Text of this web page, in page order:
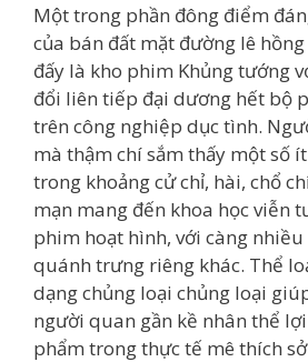
Một trong phần đông điểm
của bán đất mặt đường lê
đấy là kho phim Khủng tướng
đổi liên tiếp đại dương hết bộ
trên công nghiệp dục tình.
mà thậm chí sắm thấy một số
trong khoảng cử chỉ, hài, chổ
mạn mang đến khoa học viễn
phim hoạt hình, với càng
quánh trưng riêng khác. Thể
dạng chủng loại chủng loại
người quan gần kề nhân thể
phẩm trong thực tế mê thích